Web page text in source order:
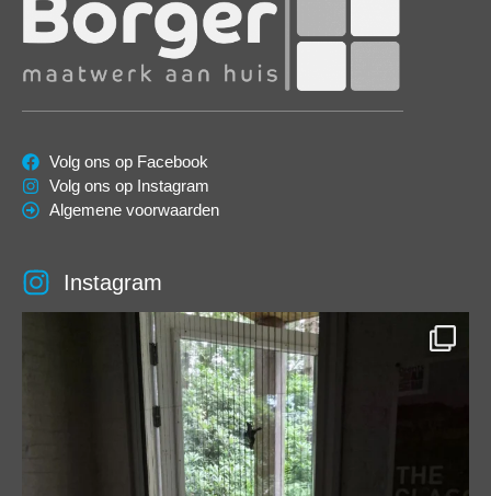
Volg ons op Facebook
Volg ons op Instagram
Algemene voorwaarden
Instagram